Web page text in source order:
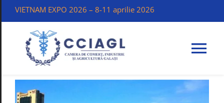
VIETNAM EXPO 2026 – 8-11 aprilie 2026
C.C.I.A.